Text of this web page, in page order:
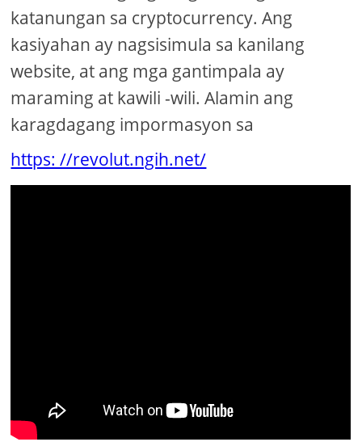
katanungan sa cryptocurrency. Ang
kasiyahan ay nagsisimula sa kanilang
website, at ang mga gantimpala ay
maraming at kawili -wili. Alamin ang
karagdagang impormasyon sa
https: //revolut.ngih.net/